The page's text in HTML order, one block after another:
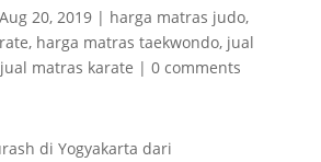
Aug 20, 2019| harga matras judo,
, harga matras taekwondo, jual
jual matras karate | 0 comments
di Yogyakarta dari